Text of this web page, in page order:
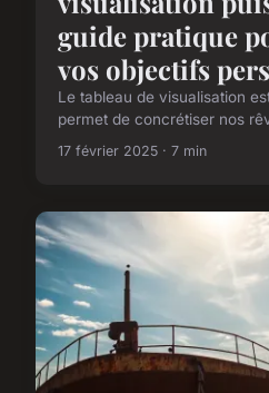
guide pratique
vos objectifs
Le tableau de visualisation
permet de concrétiser nos
17 février 2025 · 7 min